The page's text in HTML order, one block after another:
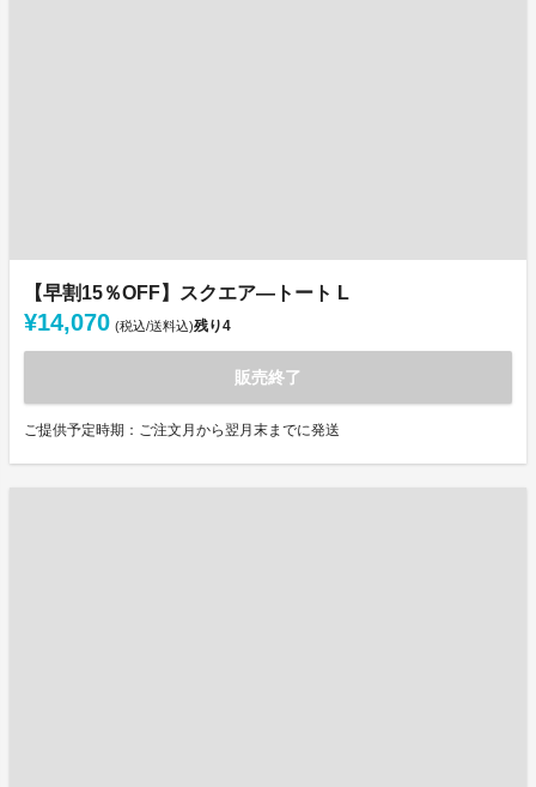
【早割15％OFF】スクエア―トート L
¥14,070 (税込/送料込)残り4
販売終了
ご提供予定時期：ご注文月から翌月末までに発送